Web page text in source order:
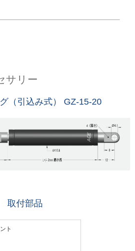
サリー
（引込み式） GZ-15-20
取付部品
ト